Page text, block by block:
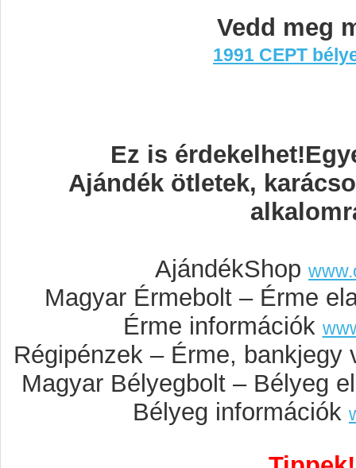
Vedd meg
1991 CEPT
Ez is
Ajándék ötletek,
AjándékShop
Magyar Érmebolt – Érme
Érme információk
Régipénzek – Érme,
Magyar Bélyegbolt – Bélyeg
Bélyeg információk